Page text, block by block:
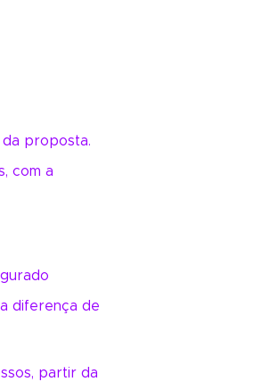
proposta.
com a
diferença de
partir da